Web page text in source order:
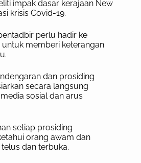
impak dasar kerajaan New
krisis Covid-19.
perlu hadir ke
untuk memberi keterangan
dan prosiding
secara langsung
sosial dan arus
setiap prosiding
orang awam dan
dan terbuka.